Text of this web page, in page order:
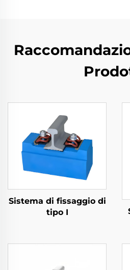
Sistema di fissaggio di
tipo I